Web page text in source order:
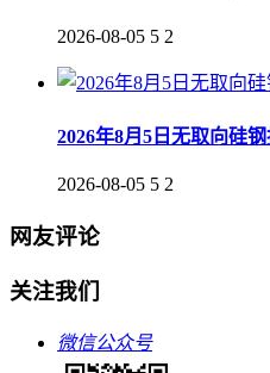
2026-08-05 5 2
2026年8月5日无取向硅
2026-08-05 5 2
网友评论
关注我们
微信公众号